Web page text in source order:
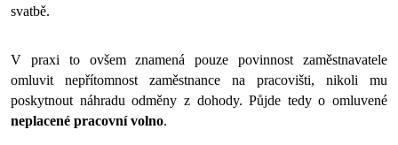
svatbě.
V praxi to ovšem znamená pouze povinnost zaměstnavatele
omluvit nepřítomnost zaměstnance na pracovišti, nikoli mu
neplacené pracovní volno.